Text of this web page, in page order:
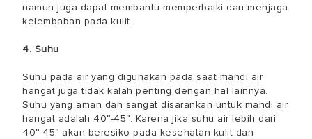
namun juga dapat membantu memperbaiki dan menjaga
kelembaban pada kulit.
4. Suhu
Suhu pada air yang digunakan pada saat mandi air
hangat juga tidak kalah penting dengan hal lainnya.
Suhu yang aman dan sangat disarankan untuk mandi air
hangat adalah 40°-45°. Karena jika suhu air lebih dari
40°-45° akan beresiko pada kesehatan kulit dan